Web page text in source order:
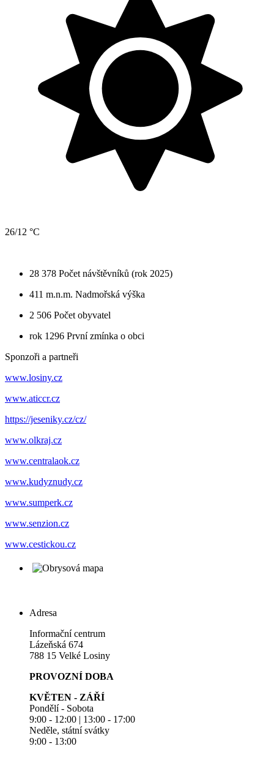
26/12 °C
28 378 Počet návštěvníků (rok 2025)
411 m.n.m. Nadmořská výška
2 506 Počet obyvatel
rok 1296 První zmínka o obci
Sponzoři a partneři
www.losiny.cz
www.aticcr.cz
https://jeseniky.cz/cz/
www.olkraj.cz
www.centralaok.cz
www.kudyznudy.cz
www.sumperk.cz
www.senzion.cz
www.cestickou.cz
Adresa
Informační centrum
Lázeňská 674
788 15 Velké Losiny
PROVOZNÍ DOBA
KVĚTEN - ZÁŘÍ
Pondělí - Sobota
9:00 - 12:00 | 13:00 - 17:00
Neděle, státní svátky
9:00 - 13:00